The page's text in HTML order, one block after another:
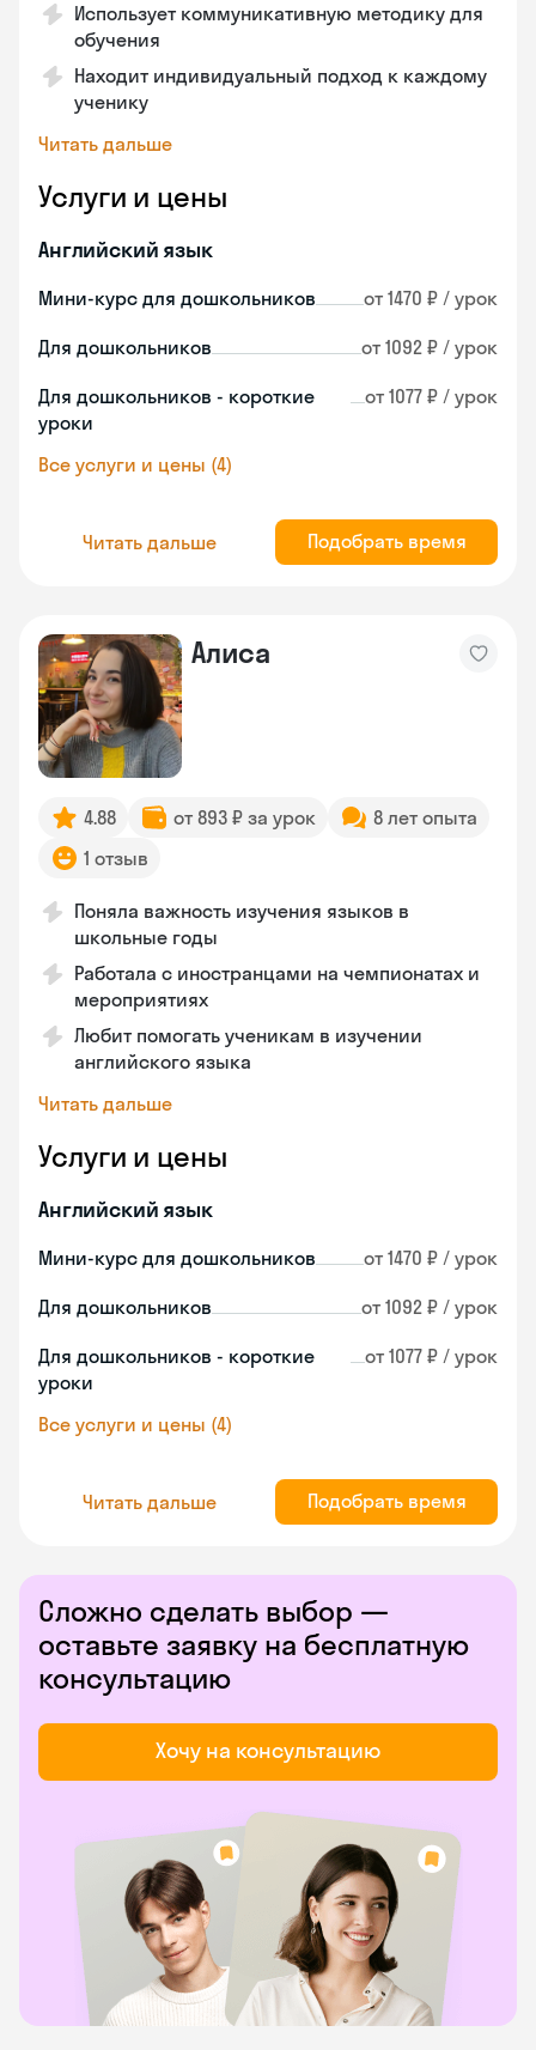
Использует коммуникативную методику для
обучения
Находит индивидуальный подход к каждому
ученику
Читать дальше
Услуги и цены
Английский язык
Мини-курс для дошкольников от 1470 ₽ / урок
Для дошкольников от 1092 ₽ / урок
Для дошкольников - короткие
уроки
от 1077 ₽ / урок
Все услуги и цены (4)
Читать дальше Подобрать время
Алиса
4.88 от 893 ₽ за урок
8 лет опыта
1 отзыв
Поняла важность изучения языков в
школьные годы
Работала с иностранцами на чемпионатах и
мероприятиях
Любит помогать ученикам в изучении
английского языка
Читать дальше
Услуги и цены
Английский язык
Мини-курс для дошкольников от 1470 ₽ / урок
Для дошкольников от 1092 ₽ / урок
Для дошкольников - короткие
уроки
от 1077 ₽ / урок
Все услуги и цены (4)
Читать дальше Подобрать время
Сложно сделать выбор —
оставьте заявку на бесплатную
консультацию
Хочу на консультацию